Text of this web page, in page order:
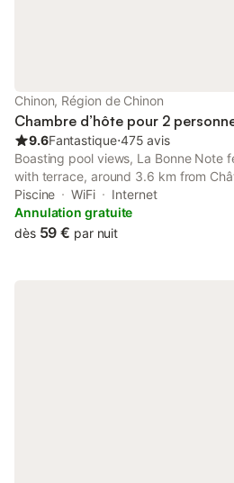
Chinon, Région de Chinon
Chambre d’hôte pour 2
9.6Fantastique⋅475 avis
Boasting pool views, La Bonne Note
with terrace, around 3.6 km from
an in-house restaurant, plus free
are available.
Piscine WiFi
Internet
Annulation gratuite
dès 59 € par nuit